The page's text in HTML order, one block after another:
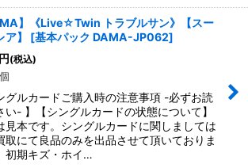
】《Live☆Twin トラブルサン》【スー
】
[基本パック DAMA-JP062]
円 (税込)
グルカードご購入時の注意事項 -必ずお読
い- 】【シングルカードの状態について】
見本です。シングルカードに関しましては
取にて良品のみを出品させて頂いておりま
初期キズ・ホイ…